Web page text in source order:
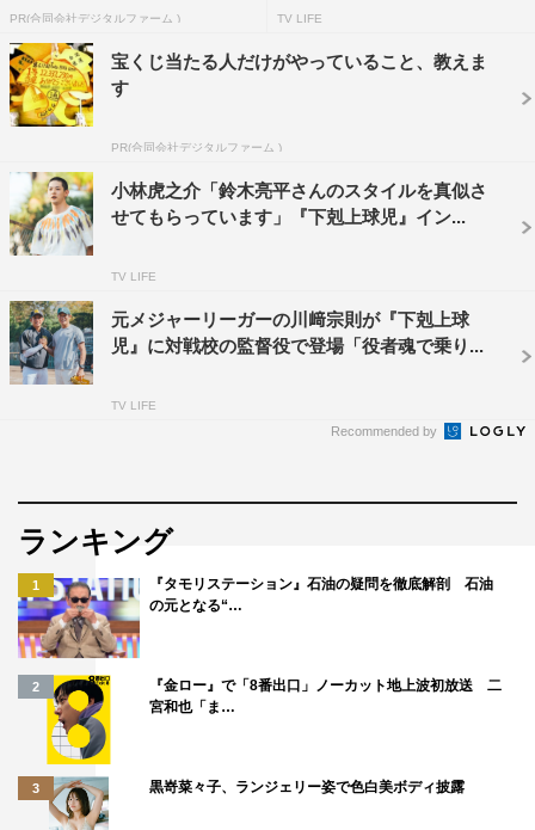
「下剋上セレクション ダイジェスト版」〜ドラマ出演を
かけた熱き予選大会〜
配信日時
2023年9月10日（日）午後8時～ #1・#2・#3
番組情報
日曜劇場『下剋上球児』
TBS系
2023年10月スタート
毎週日曜 午後9時～9時54分
南雲美香：井川遥
横田宗典：生瀬勝久
犬塚杏奈：明日海りお
根室柚希：山下美月（乃木坂46）
青沼健太：きょん（コットン）
賀門英助：松平健
丹羽慎吾：小泉孝太郎
犬塚樹生：小日向文世
PR(合同会社デジタルファーム ) TV LIFE
宝くじ当たる人だけがやっていること、教えま
す
PR(合同会社デジタルファーム )
小林虎之介「鈴木亮平さんのスタイルを真似さ
せてもらっています」『下剋上球児』イン...
TV LIFE
元メジャーリーガーの川﨑宗則が『下剋上球
児』に対戦校の監督役で登場「役者魂で乗り...
TV LIFE
Recommended by
ランキング
1
『タモリステーション』石油の疑問を徹底解剖 石油
の元となる“…
2
『金ロー』で「8番出口」ノーカット地上波初放送 二
宮和也「ま…
3 黒嵜菜々子、ランジェリー姿で色白美ボディ披露